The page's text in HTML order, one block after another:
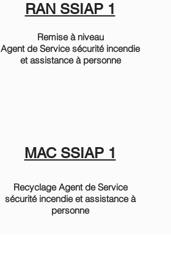
RAN SSIAP 1
Remise à niveau
Agent de Service sécurité incendie
et assistance à personne
MAC SSIAP 1
Recyclage Agent de Service
sécurité incendie et assistance à
personne